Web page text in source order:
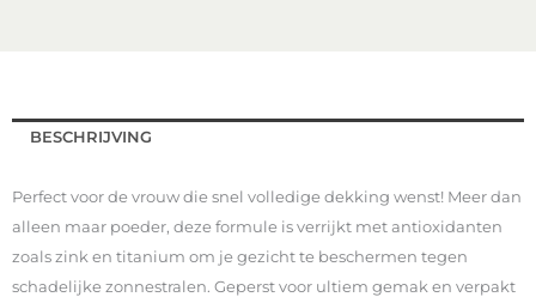
BESCHRIJVING
Perfect voor de vrouw die snel volledige dekking wenst! Meer dan
alleen maar poeder, deze formule is verrijkt met antioxidanten
zoals zink en titanium om je gezicht te beschermen tegen
schadelijke zonnestralen. Geperst voor ultiem gemak en verpakt